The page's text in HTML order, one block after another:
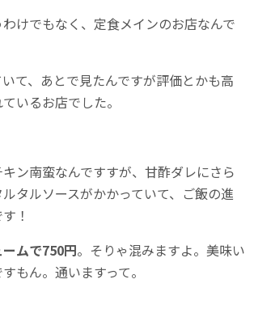
けでもなく、定食メインのお店なんで
て、あとで見たんですが評価とかも高
いるお店でした。
ン南蛮なんですすが、甘酢ダレにさら
タルソースがかかっていて、ご飯の進
！
ムで750円。そりゃ混みますよ。美味い
もん。通いますって。